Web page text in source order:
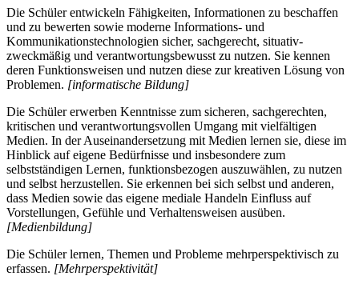
Die Schüler entwickeln Fähigkeiten, Informationen zu beschaffen
und zu bewerten sowie moderne Informations- und
Kommunikationstechnologien sicher, sachgerecht, situativ-
zweckmäßig und verantwortungsbewusst zu nutzen. Sie kennen
deren Funktionsweisen und nutzen diese zur kreativen Lösung von
Problemen. [informatische Bildung]
Die Schüler erwerben Kenntnisse zum sicheren, sachgerechten,
kritischen und verantwortungsvollen Umgang mit vielfältigen
Medien. In der Auseinandersetzung mit Medien lernen sie, diese im
Hinblick auf eigene Bedürfnisse und insbesondere zum
selbstständigen Lernen, funktionsbezogen auszuwählen, zu nutzen
und selbst herzustellen. Sie erkennen bei sich selbst und anderen,
dass Medien sowie das eigene mediale Handeln Einfluss auf
Vorstellungen, Gefühle und Verhaltensweisen ausüben.
[Medienbildung]
Die Schüler lernen, Themen und Probleme mehrperspektivisch zu
erfassen. [Mehrperspektivität]